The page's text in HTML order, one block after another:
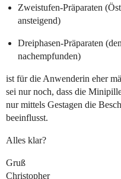
Zweistufen-Präparaten
ansteigend)
Dreiphasen-Präparaten
nachempfunden)
ist für die Anwenderin eher
sei nur noch, dass die
nur mittels Gestagen die
beeinflusst.
Alles klar?
Gruß
Christopher